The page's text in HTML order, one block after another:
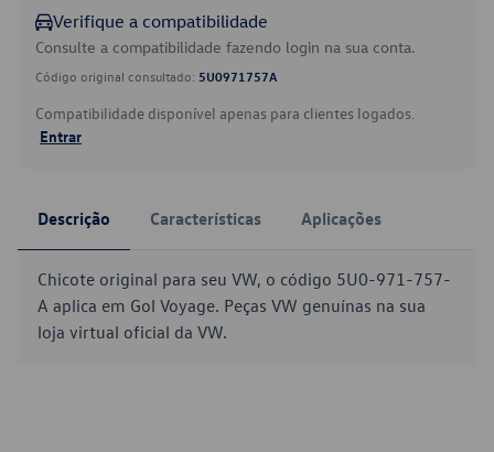
Verifique a compatibilidade
Consulte a compatibilidade fazendo login na sua conta.
Código original consultado: 5U0971757A
Compatibilidade disponível apenas para clientes logados.
Entrar
Descrição Características Aplicações
Chicote original para seu VW, o código 5U0-971-757-
A aplica em Gol Voyage. Peças VW genuínas na sua
loja virtual oficial da VW.